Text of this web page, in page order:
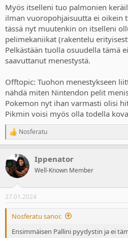
a
j
a
Myös itselleni tuo palmonien
ilman vuoropohjaisuutta ei oikein
tässä nyt muutenkin on itselleni
pelimekaniikat (rakentelu
Pelkästään tuolla osuudella tämä
saavuttanut menestystä.
Offtopic: Tuohon menestykseen
nähdä miten Nintendon pelit
Pokemon nyt ihan varmasti olisi
Pikmin voisi myös olla todella
R
e
c
t
i
s
:
Nosferatu
Ippenator
Well-Known Member
27.01.2024
Nosferatu sanoi:
Ensimmäisen Pallini pyydystin ja ei